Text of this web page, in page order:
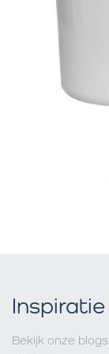
Inspiratie
Bekijk onze